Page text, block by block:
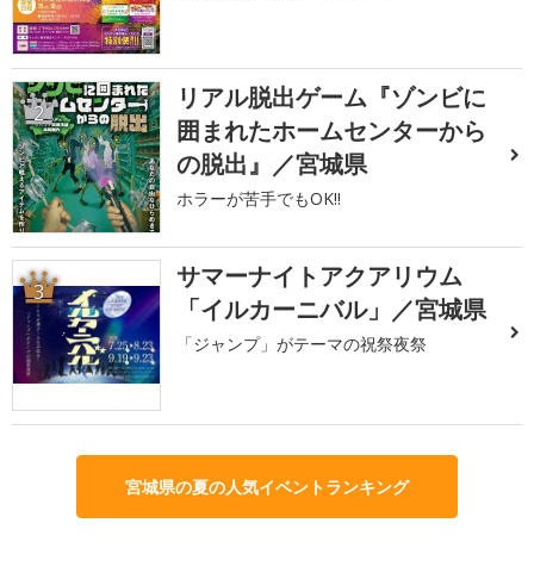
2
リアル脱出ゲーム『ゾンビに
囲まれたホームセンターから
の脱出』／宮城県
ホラーが苦手でもOK!!
3
サマーナイトアクアリウム
「イルカーニバル」／宮城県
「ジャンプ」がテーマの祝祭夜祭
宮城県の夏の人気イベントランキング